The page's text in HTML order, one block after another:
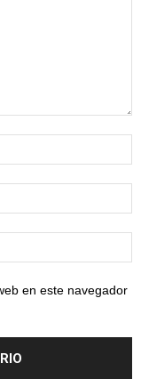
en este navegador